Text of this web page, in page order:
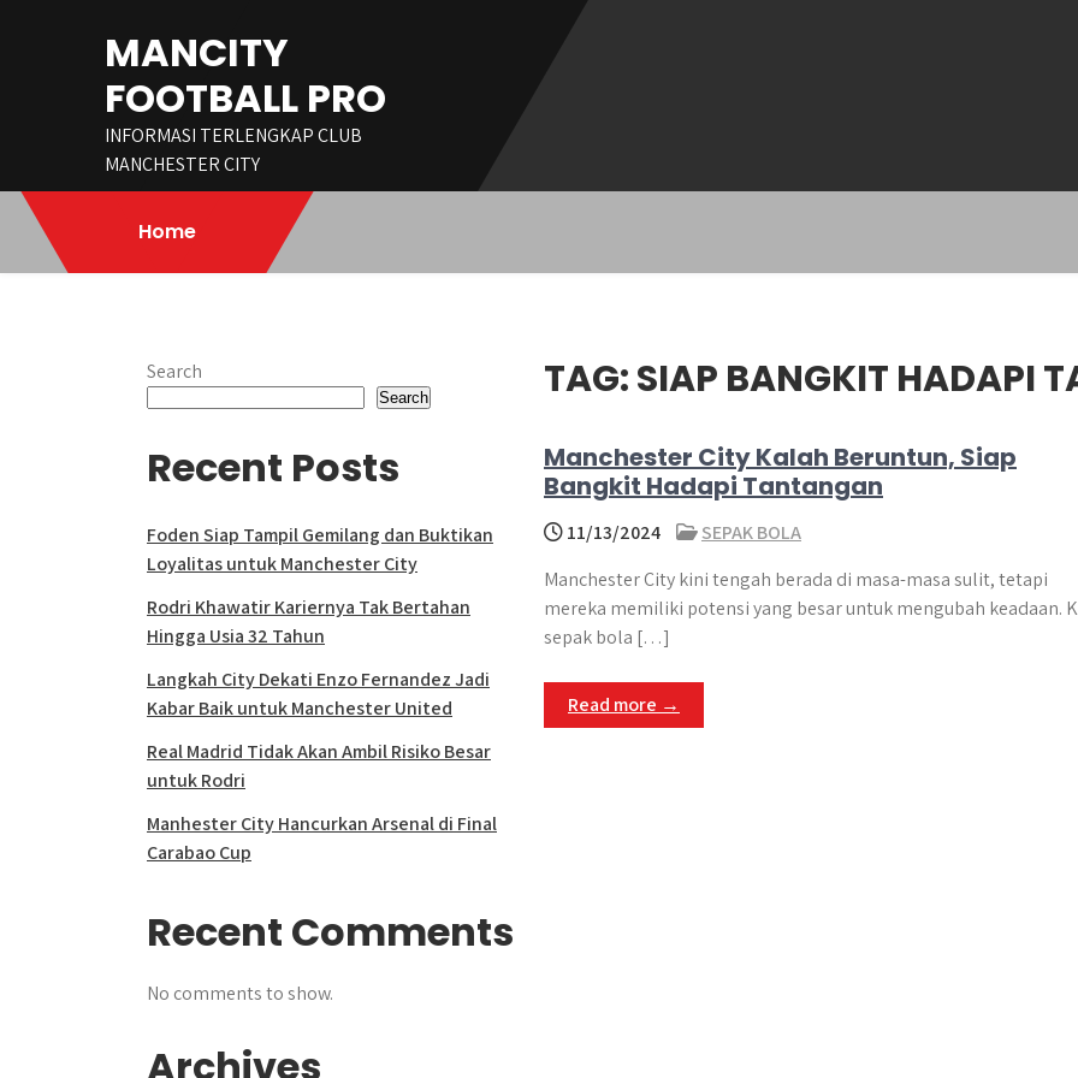
MANCITY
FOOTBALL PRO
INFORMASI TERLENGKAP CLUB
MANCHESTER CITY
Home
TAG:SIAP BANGKIT HADAPI
​Manchester City Kalah Beruntun, Siap
Bangkit Hadapi Tantangan
11/13/2024
SEPAK BOLA
​Manchester City kini tengah berada di masa-masa sulit, tetapi
mereka memiliki potensi yang besar untuk mengubah keadaan.
sepak bola […]
Read more →
Search
Search
Recent Posts
Foden Siap Tampil Gemilang dan Buktikan
Loyalitas untuk Manchester City
Rodri Khawatir Kariernya Tak Bertahan
Hingga Usia 32 Tahun
Langkah City Dekati Enzo Fernandez Jadi
Kabar Baik untuk Manchester United
Real Madrid Tidak Akan Ambil Risiko Besar
untuk Rodri
Manhester City Hancurkan Arsenal di Final
Carabao Cup
Recent Comments
No comments to show.
Archives